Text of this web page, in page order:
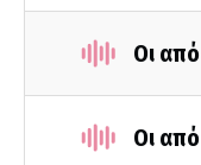
Οι
Οι